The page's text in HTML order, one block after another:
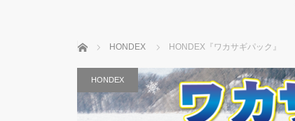
ホーム HONDEX HONDEX『ワカサギパック』
HONDEX